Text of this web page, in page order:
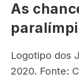
As
Logotipo dos
2020. Fonte: